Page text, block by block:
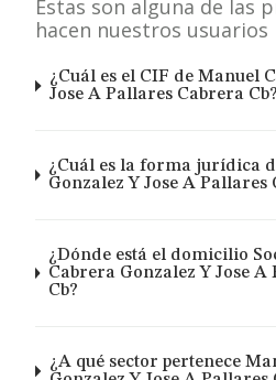
Estas son alguna de las
hacen nuestros usuarios
¿Cuál es el CIF de Manuel
Jose A Pallares Cabrera Cb?
¿Cuál es la forma jurídica
Gonzalez Y Jose A Pallares
¿Dónde está el domicilio
Cabrera Gonzalez Y Jose
Cb?
¿A qué sector pertenece